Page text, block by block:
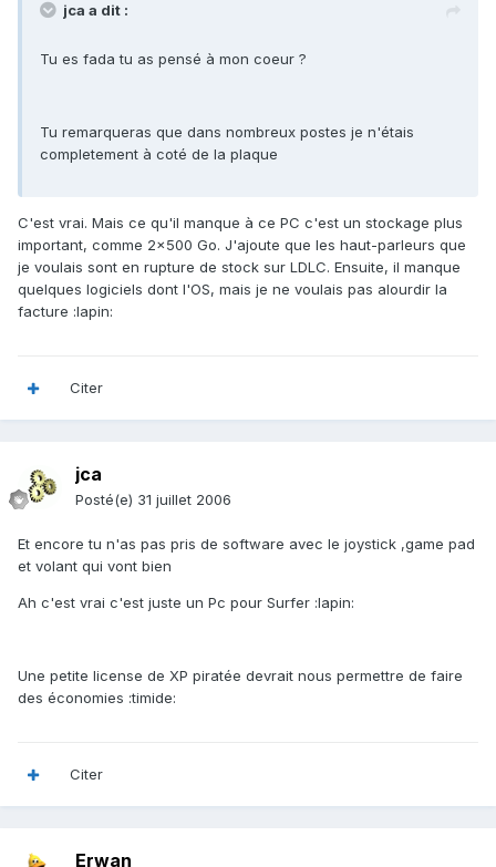
jca a dit :
Tu es fada tu as pensé à mon coeur ?
Tu remarqueras que dans nombreux postes je n'étais
completement à coté de la plaque
C'est vrai. Mais ce qu'il manque à ce PC c'est un stockage plus
important, comme 2x500 Go. J'ajoute que les haut-parleurs que
je voulais sont en rupture de stock sur LDLC. Ensuite, il manque
quelques logiciels dont l'OS, mais je ne voulais pas alourdir la
facture :lapin:
Citer
jca
Posté(e) 31 juillet 2006
Et encore tu n'as pas pris de software avec le joystick ,game pad
et volant qui vont bien
Ah c'est vrai c'est juste un Pc pour Surfer :lapin:
Une petite license de XP piratée devrait nous permettre de faire
des économies :timide:
Citer
Erwan